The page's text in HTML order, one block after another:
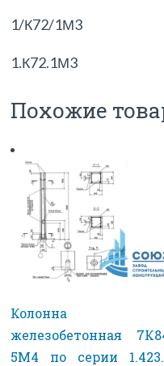
1/К72/1М3
1.К72.1М3
Похожие
Колонна
железобетонная
5М4 по серии